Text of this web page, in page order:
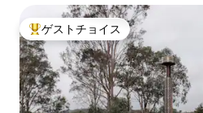
大好評のゲストチョイスです。
ゲストチョイス